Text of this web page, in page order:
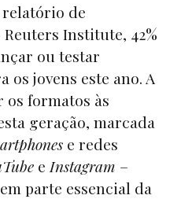
relatório de
Reuters Institute, 42%
ou testar
jovens este ano. A
os formatos às
geração, marcada
e redes
e Instagram –
parte essencial da